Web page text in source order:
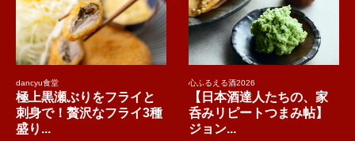
dancyu食堂
極上黒瀬ぶりをフライと
刺身で！贅沢なフライ3種
盛り...
心ふるえる酒2026
【日本酒達人たちの、家
呑みリピートつまみ帖】
ジョン...